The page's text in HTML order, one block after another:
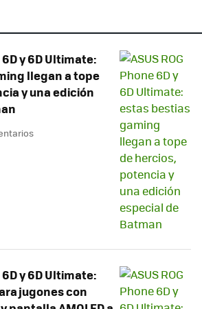
6D y 6D Ultimate:
llegan a tope
y una edición
6D y 6D Ultimate:
jugones con